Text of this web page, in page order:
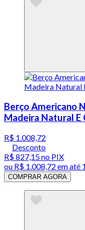
Berço Americano
Madeira Natural
R$ 1.008,72
Desconto
R$ 827,15no PIX
ou R$ 1.008,72 em até
COMPRAR AGORA